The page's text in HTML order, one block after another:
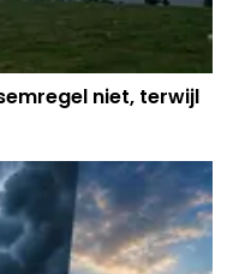
niet, terwijl